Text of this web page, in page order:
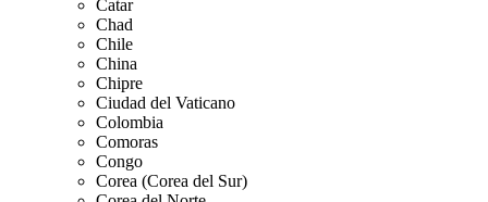
Catar
Chad
Chile
China
Chipre
Ciudad del Vaticano
Colombia
Comoras
Congo
Corea (Corea del Sur)